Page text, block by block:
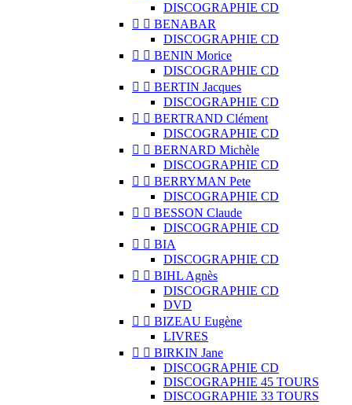
DISCOGRAPHIE CD
  BENABAR
DISCOGRAPHIE CD
  BENIN Morice
DISCOGRAPHIE CD
  BERTIN Jacques
DISCOGRAPHIE CD
  BERTRAND Clément
DISCOGRAPHIE CD
  BERNARD Michèle
DISCOGRAPHIE CD
  BERRYMAN Pete
DISCOGRAPHIE CD
  BESSON Claude
DISCOGRAPHIE CD
  BIA
DISCOGRAPHIE CD
  BIHL Agnès
DISCOGRAPHIE CD
DVD
  BIZEAU Eugène
LIVRES
  BIRKIN Jane
DISCOGRAPHIE CD
DISCOGRAPHIE 45 TOURS
DISCOGRAPHIE 33 TOURS